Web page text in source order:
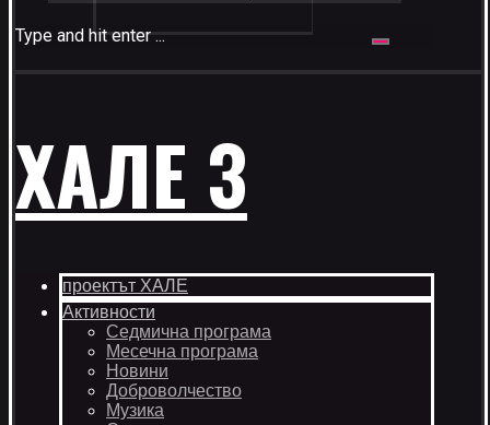
Type and hit enter ...
ХАЛЕ 3
проектът ХАЛЕ
Активности
Седмична програма
Месечна програма
Новини
Доброволчество
Музика